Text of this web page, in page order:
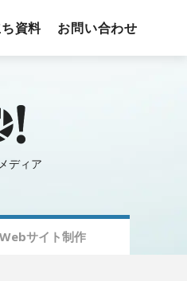
資料 お問い合わせ
ディア
Webサイト制作